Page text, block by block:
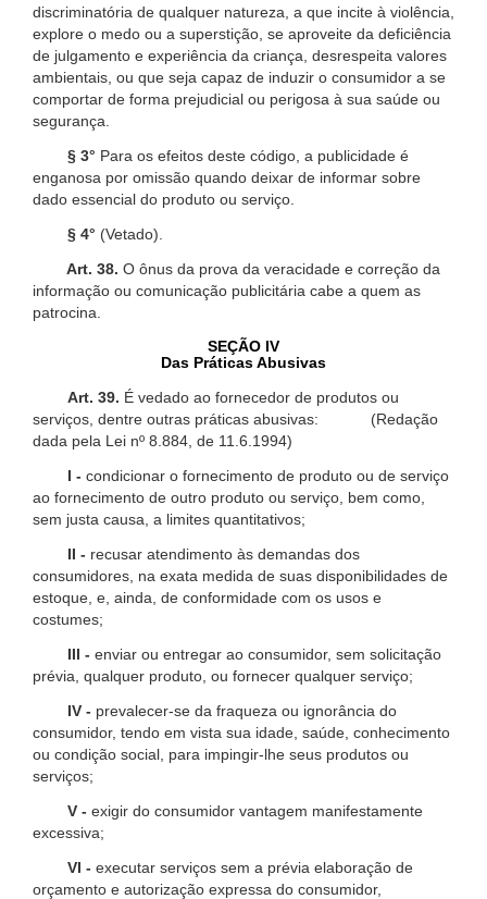
discriminatória de qualquer natureza, a que incite à violência,
explore o medo ou a superstição, se aproveite da deficiência
de julgamento e experiência da criança, desrespeita valores
ambientais, ou que seja capaz de induzir o consumidor a se
comportar de forma prejudicial ou perigosa à sua saúde ou
segurança.
§ 3° Para os efeitos deste código, a publicidade é
enganosa por omissão quando deixar de informar sobre
dado essencial do produto ou serviço.
§ 4° (Vetado).
Art. 38. O ônus da prova da veracidade e correção da
informação ou comunicação publicitária cabe a quem as
patrocina.
SEÇÃO IV
Das Práticas Abusivas
Art. 39. É vedado ao fornecedor de produtos ou
serviços, dentre outras práticas abusivas: (Redação
dada pela Lei nº 8.884, de 11.6.1994)
I - condicionar o fornecimento de produto ou de serviço
ao fornecimento de outro produto ou serviço, bem como,
sem justa causa, a limites quantitativos;
II - recusar atendimento às demandas dos
consumidores, na exata medida de suas disponibilidades de
estoque, e, ainda, de conformidade com os usos e
costumes;
III - enviar ou entregar ao consumidor, sem solicitação
prévia, qualquer produto, ou fornecer qualquer serviço;
IV - prevalecer-se da fraqueza ou ignorância do
consumidor, tendo em vista sua idade, saúde, conhecimento
ou condição social, para impingir-lhe seus produtos ou
serviços;
V - exigir do consumidor vantagem manifestamente
excessiva;
VI - executar serviços sem a prévia elaboração de
orçamento e autorização expressa do consumidor,